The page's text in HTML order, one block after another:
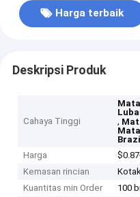
Harga terbaik
Deskripsi Produk
Cahaya Tinggi
,
Harga
Kemasan rincian
Kuantitas min Order
100